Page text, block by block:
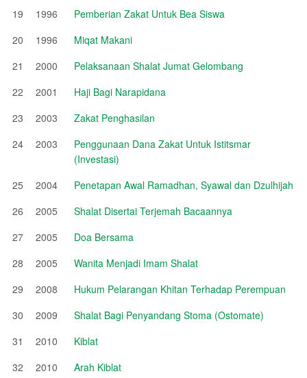
19
1996
Pemberian Zakat Untuk Bea Siswa
20
1996
Miqat Makani
21
2000
Pelaksanaan Shalat Jumat Gelombang
22
2001
Haji Bagi Narapidana
23
2003
Zakat Penghasilan
24
2003
Penggunaan Dana Zakat Untuk Istitsmar
(Investasi)
25
2004
Penetapan Awal Ramadhan, Syawal dan Dzulhijah
26
2005
Shalat Disertai Terjemah Bacaannya
27
2005
Doa Bersama
28
2005
Wanita Menjadi Imam Shalat
29
2008
Hukum Pelarangan Khitan Terhadap Perempuan
30
2009
Shalat Bagi Penyandang Stoma (Ostomate)
31
2010
Kiblat
32
2010 Arah Kiblat